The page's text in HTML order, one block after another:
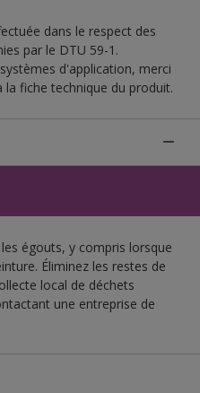
dans le respect des
par le DTU 59-1.
d'application, merci
fiche technique du produit.
égouts, y compris lorsque
Éliminez les restes de
local de déchets
une entreprise de